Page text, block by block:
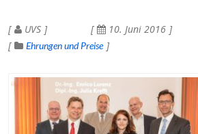
UVS 10. Juni 2016
Ehrungen und Preise